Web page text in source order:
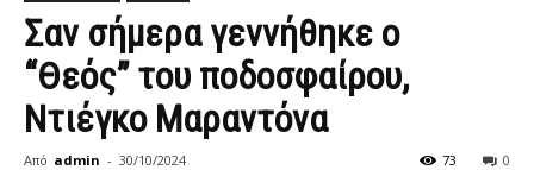
Σαν σήμερα γεννήθηκε ο
“Θεός” του ποδοσφαίρου,
Ντιέγκο Μαραντόνα
Από admin - 30/10/2024 0
73